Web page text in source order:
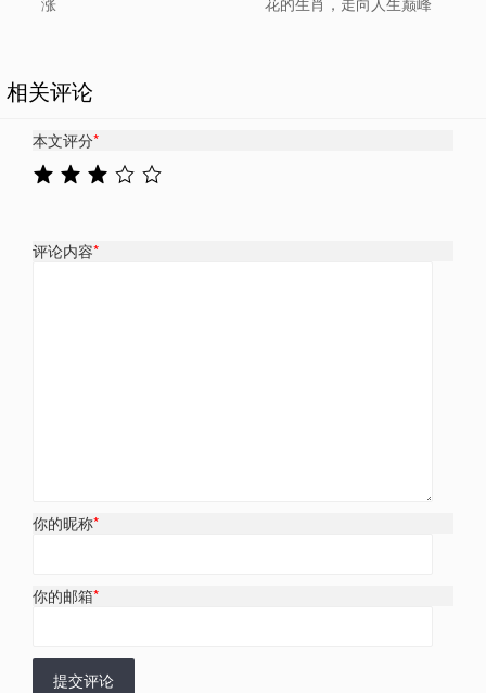
相关评论
本文评分*
评论内容*
你的昵称*
你的邮箱*
提交评论